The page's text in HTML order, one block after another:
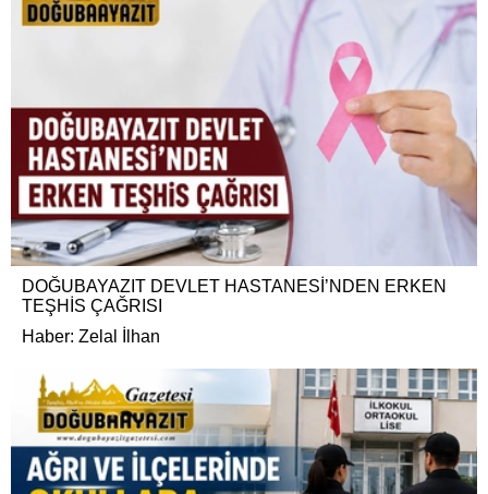
DOĞUBAYAZIT DEVLET HASTANESİ’NDEN ERKEN
TEŞHİS ÇAĞRISI
Haber: Zelal İlhan